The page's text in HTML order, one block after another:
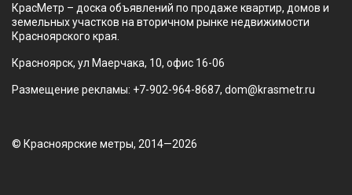
КрасМетр – доска объявлений по продаже квартир, домов и
земельных участков на вторичном рынке недвижимости
Красноярского края.
Красноярск, ул Маерчака, 10, офис 16-06
Размещение рекламы: +7-902-964-8687, dom@krasmetr.ru
© Красноярские метры, 2014—2026